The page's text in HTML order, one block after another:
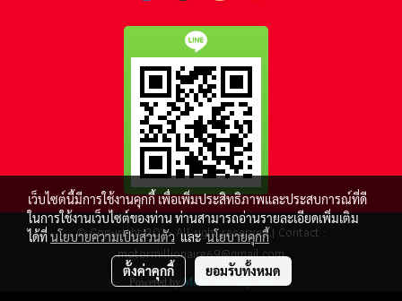
© Copyright 2016 All right reserved.| Contact :
motormillionaire69@gmail.com
Powered by MakeWebEasy.com
เว็บไซต์นี้มีการใช้งานคุกกี้ เพื่อเพิ่มประสิทธิภาพและประสบการณ์ที่ดี
ในการใช้งานเว็บไซต์ของท่าน ท่านสามารถอ่านรายละเอียดเพิ่มเติม
ได้ที่นโยบายความเป็นส่วนตัวและนโยบายคุกกี้
ตั้งค่าคุกกี้ ยอมรับทั้งหมด